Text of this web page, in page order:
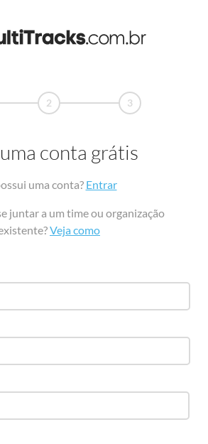
2 3
conta grátis
uma conta? Entrar
juntar a um time ou organização
Veja como